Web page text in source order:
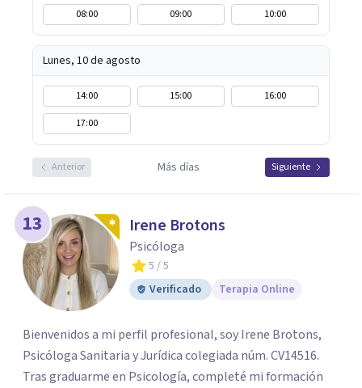
08:00 09:00 10:00
Lunes, 10 de agosto
14:00 15:00
16:00
17:00
Anterior Más días Siguiente
13 Irene Brotons
Psicóloga
5 / 5
Verificado
Terapia Online
Bienvenidos a mi perfil profesional, soy Irene Brotons,
Psicóloga Sanitaria y Jurídica colegiada núm. CV14516.
Tras graduarme en Psicología, completé mi formación